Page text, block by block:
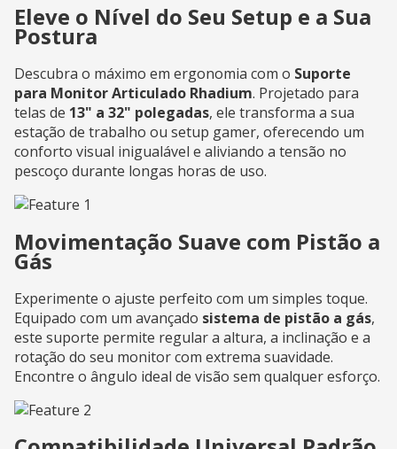
Eleve o Nível do Seu Setup e a Sua
Postura
Descubra o máximo em ergonomia com o Suporte
para Monitor Articulado Rhadium. Projetado para
telas de 13" a 32" polegadas, ele transforma a sua
estação de trabalho ou setup gamer, oferecendo um
conforto visual inigualável e aliviando a tensão no
pescoço durante longas horas de uso.
Movimentação Suave com Pistão a
Gás
Experimente o ajuste perfeito com um simples toque.
Equipado com um avançado sistema de pistão a gás,
este suporte permite regular a altura, a inclinação e a
rotação do seu monitor com extrema suavidade.
Encontre o ângulo ideal de visão sem qualquer esforço.